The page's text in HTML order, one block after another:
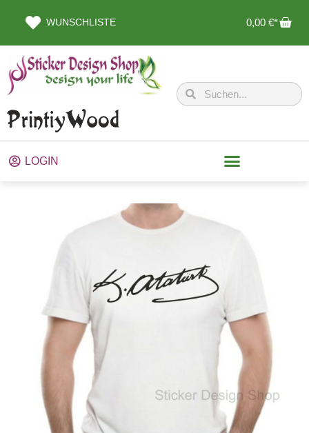
WUNSCHLISTE 0,00 €
LOGIN